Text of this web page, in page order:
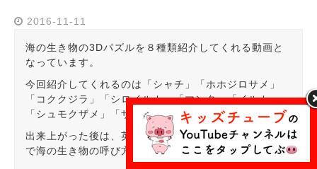
2016-11-11
海の生き物の3Dパズルを８種類紹介してくれる動画と
なっています。
今回紹介してくれるのは「シャチ」「ホホジロサメ」
「コククジラ」「シロイルカ」「マンタ」「イルカ」
「シュモクザメ」「ザトウクジラ」の８種類です。
出来上がった後は、英語での呼び方を発音してくれるの
で海の生き物の呼び方の勉強にもなりますね。